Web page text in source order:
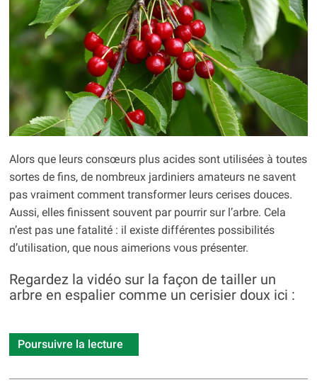
Alors que leurs consœurs plus acides sont utilisées à toutes
sortes de fins, de nombreux jardiniers amateurs ne savent
pas vraiment comment transformer leurs cerises douces.
Aussi, elles finissent souvent par pourrir sur l’arbre. Cela
n’est pas une fatalité : il existe différentes possibilités
d’utilisation, que nous aimerions vous présenter.
Regardez la vidéo sur la façon de tailler un
arbre en espalier comme un cerisier doux ici :
Poursuivre la lecture